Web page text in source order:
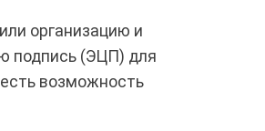
организацию и
подпись (ЭЦП) для
возможность